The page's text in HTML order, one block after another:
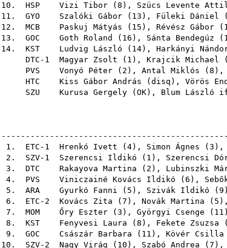
10. HSP Vizi Tibor ( 8 ), Szücs Levente
11. GYO Szalóki Gábor ( 13 ), Füleki Dániel (
12. MCB Paskuj Mátyás ( 15 ), Révész Gábor (
13. GOC Goth Roland ( 16 ), Sánta Bendegúz (
14. KST Ludvig László ( 14), Harkányi
DTC-1 Magyar Zsolt ( 1 ), Krajcik Michael (
PVS
Vonyó Péter ( 2 ), Antal Miklós ( 8 ),
HTC
Kiss Gábor András ( disq ), Vörös
SZU
Kurusa Gergely ( OK), Blum László
1. ETC-1 Hrenkó Ivett ( 4), Simon Ágnes ( 3 ),
2. SZV-1 Szerencsi Ildikó ( 1 ), Szerencsi
3. DTC Rakayova Martina ( 2 ), Lubinszki
4. PVS Viniczainé Kovács Ildikó ( 6 ),
5. ARA Gyurkó Fanni ( 5 ), Szivák Ildikó ( 9
6. ETC-2 Kovács Zita ( 7 ), Novák Martina ( 5
7. MOM Őry Eszter ( 3 ), Györgyi Csenge ( 11
8. KST Fenyvesi Laura ( 8 ), Fekete Zsuzsa (
9. GOC Császár Barbara ( 11 ), Kövér Csilla
10. SZV-2 Nagy Virág ( 10 ), Szabó Andrea ( 7 ),